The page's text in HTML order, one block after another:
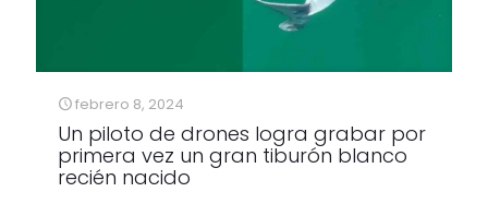
febrero 8, 2024
Un piloto de drones logra grabar por
primera vez un gran tiburón blanco
recién nacido